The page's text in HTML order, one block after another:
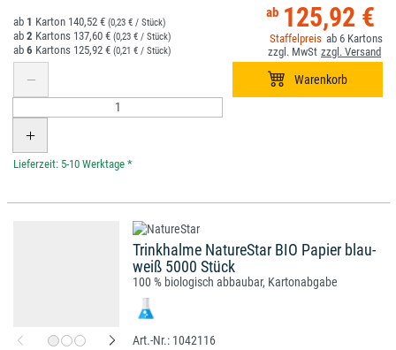
125,92 €
6
1 140,52 € (0,23 € / Stück)
2 137,60 € (0,23 € / Stück)
6 125,92 € (0,21 € / Stück)
*
Trinkhalme NatureStar BIO Papier blau-
weiß 5000 Stück
100 % biologisch abbaubar, Kartonabgabe
1042116